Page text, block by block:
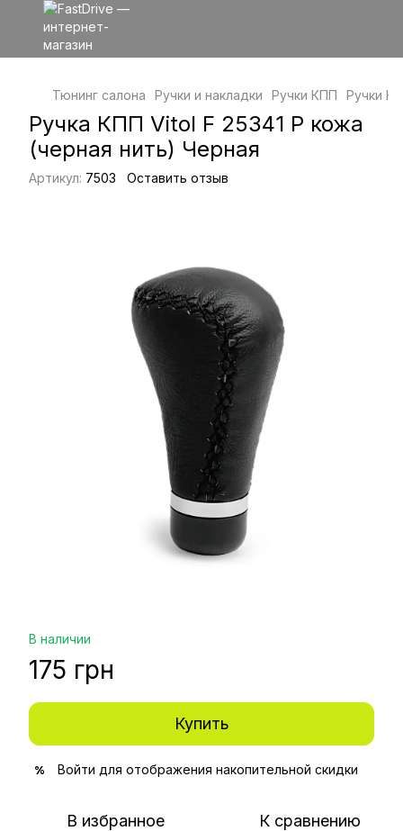
Тюнинг салона Ручки и накладки Ручки КПП Ручки
Ручка КПП Vitol F 25341 P кожа
(черная нить) Черная
Артикул: 7503 Оставить отзыв
В наличии
175 грн
Купить
% Войти для отображения накопительной скидки
В избранное К сравнению